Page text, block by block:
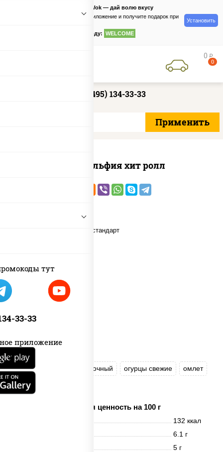
тут
33-33
приложение
PizzaSushiWok — дай волю вкусу
Скачайте приложение и получите подарок при
по промокоду: WELCOME
Установить
0 руб
0
+7 (495) 134-33-33
Филадельфия хит ролл
рис сыр сливочный огурцы свежие омлет
лосось слабосоленый
Пищевая ценность на 100 г
132 ккал
6.1 г
5 г